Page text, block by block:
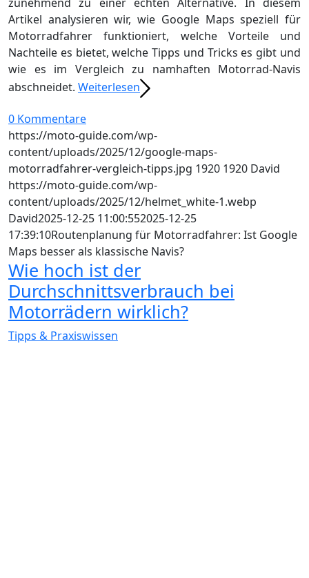
Artikel analysieren wir, wie Google Maps speziell für
Motorradfahrer funktioniert, welche Vorteile und
Nachteile es bietet, welche Tipps und Tricks es gibt und
wie es im Vergleich zu namhaften Motorrad-Navis
abschneidet. Weiterlesen
0 Kommentare
https://moto-guide.com/wp-
content/uploads/2025/12/google-maps-
motorradfahrer-vergleich-tipps.jpg 1920 1920 David
https://moto-guide.com/wp-
content/uploads/2025/12/helmet_white-1.webp
David2025-12-25 11:00:552025-12-25
17:39:10Routenplanung für Motorradfahrer: Ist Google
Maps besser als klassische Navis?
Wie hoch ist der
Durchschnittsverbrauch bei
Motorrädern wirklich?
Tipps & Praxiswissen